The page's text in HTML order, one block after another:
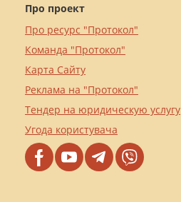
Про проект
Про ресурс "Протокол"
Команда "Протокол"
Карта Сайту
Реклама на "Протокол"
Тендер на юридическую услугу
Угода користувача